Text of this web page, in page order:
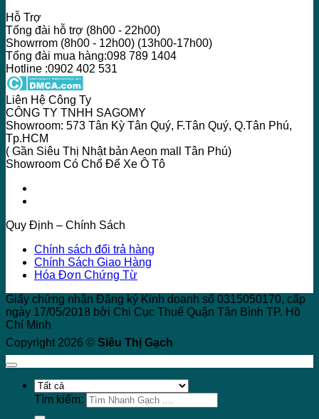
Hỗ Trợ
Tổng đài hỗ trợ (8h00 - 22h00)
Showrrom (8h00 - 12h00) (13h00-17h00)
Tổng đài mua hàng:098 789 1404
Hotline :0902 402 531
Liên Hệ Công Ty
CÔNG TY TNHH SAGOMY
Showroom: 573 Tân Kỳ Tân Quý, F.Tân Quý, Q.Tân Phú,
Tp.HCM
( Gần Siêu Thị Nhật bản Aeon mall Tân Phú)
Showroom Có Chổ Để Xe Ô Tô
Quy Định – Chính Sách
Chính sách đổi trả hàng
Chính Sách Giao Hàng
Hóa Đơn Chứng Từ
Giấy chứng nhận Đăng ký Kinh doanh số 0315050170, cấp
ngày 17/05/2018 bởi Chi Cục Thuế Quận Tân Bình TP. Hồ
Chí Minh
Copyright 2026 © Siêu Thị Gạch
Tìm kiếm: